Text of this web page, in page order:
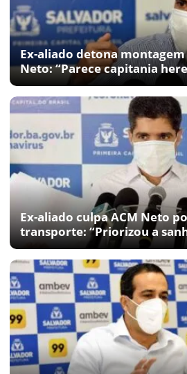
Ex-aliado detona montagem
Neto: “Parece capitania
Ex-aliado culpa ACM Neto
transporte: “Priorizou a